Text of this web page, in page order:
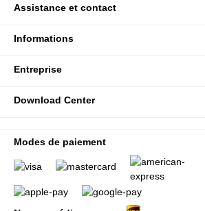
Assistance et contact
Informations
Entreprise
Download Center
Modes de paiement